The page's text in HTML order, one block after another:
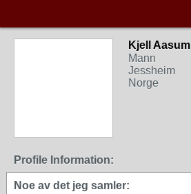
Kjell Aasum
Mann
Jessheim
Norge
Profile Information:
Noe av det jeg samler: